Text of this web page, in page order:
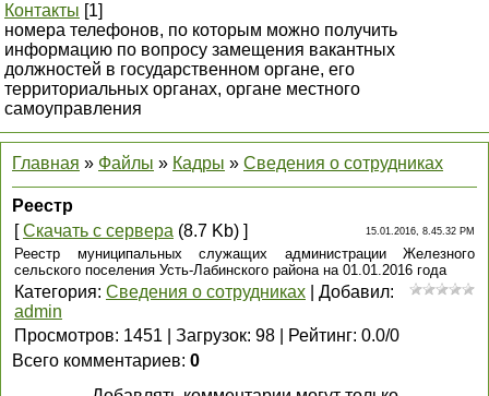
Контакты [1]
номера телефонов, по которым можно получить
информацию по вопросу замещения вакантных
должностей в государственном органе, его
территориальных органах, органе местного
самоуправления
Главная » Файлы » Кадры » Сведения о сотрудниках
Реестр
[Скачать с сервера (8.7 Kb) ] 15.01.2016, 8.45.32 PM
Реестр муниципальных служащих администрации Железного
сельского поселения Усть-Лабинского района на 01.01.2016 года
Категория: Сведения о сотрудниках Добавил:
admin
Просмотров: 1451 Загрузок: 98 Рейтинг: 0.0/0
Всего комментариев: 0